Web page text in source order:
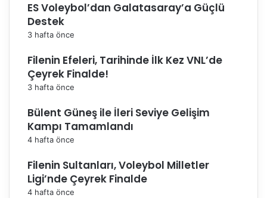
ES Voleybol’dan Galatasaray’a Güçlü
Destek
3 hafta önce
Filenin Efeleri, Tarihinde İlk Kez VNL’de
Çeyrek Finalde!
3 hafta önce
Bülent Güneş ile İleri Seviye Gelişim
Kampı Tamamlandı
4 hafta önce
Filenin Sultanları, Voleybol Milletler
Ligi’nde Çeyrek Finalde
4 hafta önce